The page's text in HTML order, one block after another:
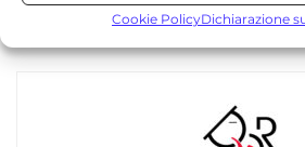
prestazioni degli annunci, Misurare le
combinazione di dati provenienti da fonti
Cookie PolicyDichiarazione
TORNA IN